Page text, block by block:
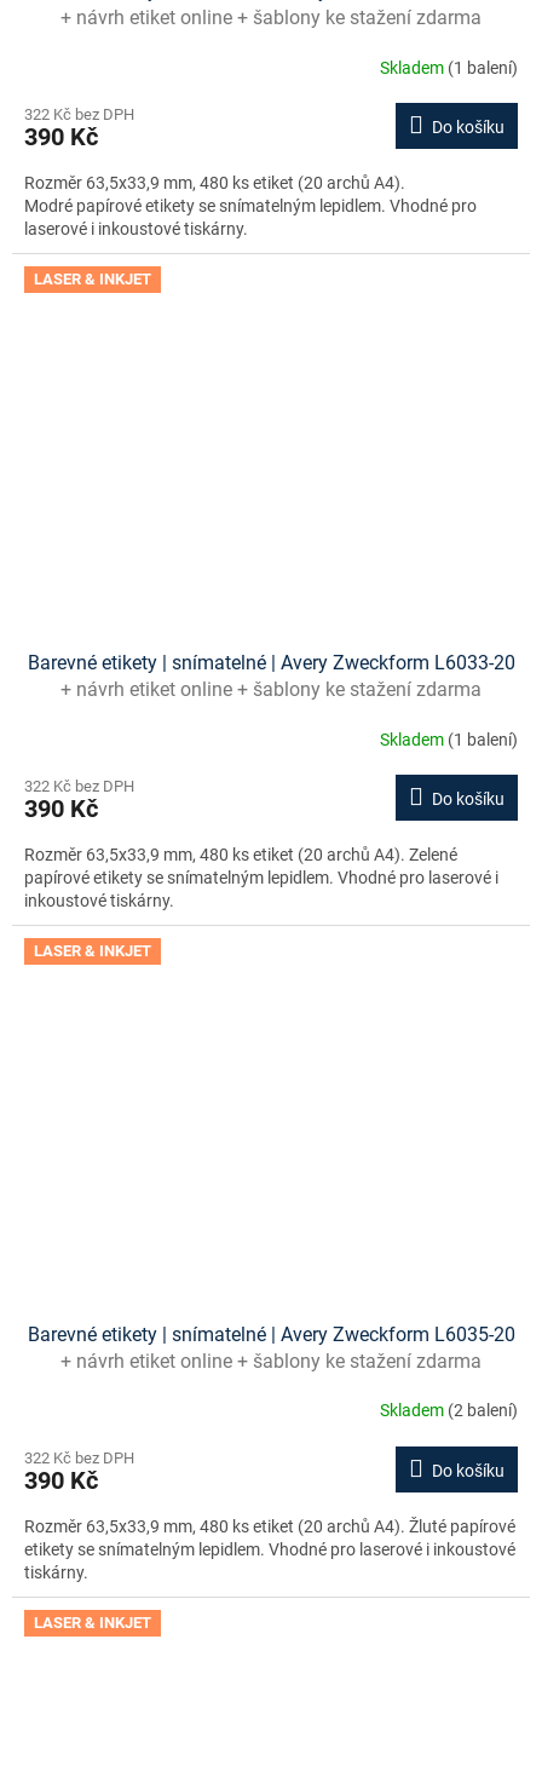
+ návrh etiket online + šablony ke stažení zdarma
Skladem (1 balení)
322 Kč bez DPH
390 Kč Do košíku
Rozměr 63,5x33,9 mm, 480 ks etiket (20 archů A4).
Modré papírové etikety se snímatelným lepidlem. Vhodné pro
laserové i inkoustové tiskárny.
LASER & INKJET
Barevné etikety | snímatelné | Avery Zweckform L6033-20
+ návrh etiket online + šablony ke stažení zdarma
Skladem (1 balení)
322 Kč bez DPH
390 Kč Do košíku
Rozměr 63,5x33,9 mm, 480 ks etiket (20 archů A4). Zelené
papírové etikety se snímatelným lepidlem. Vhodné pro laserové i
inkoustové tiskárny.
LASER & INKJET
Barevné etikety | snímatelné | Avery Zweckform L6035-20
+ návrh etiket online + šablony ke stažení zdarma
Skladem (2 balení)
322 Kč bez DPH
390 Kč Do košíku
Rozměr 63,5x33,9 mm, 480 ks etiket (20 archů A4). Žluté papírové
etikety se snímatelným lepidlem. Vhodné pro laserové i inkoustové
tiskárny.
LASER & INKJET